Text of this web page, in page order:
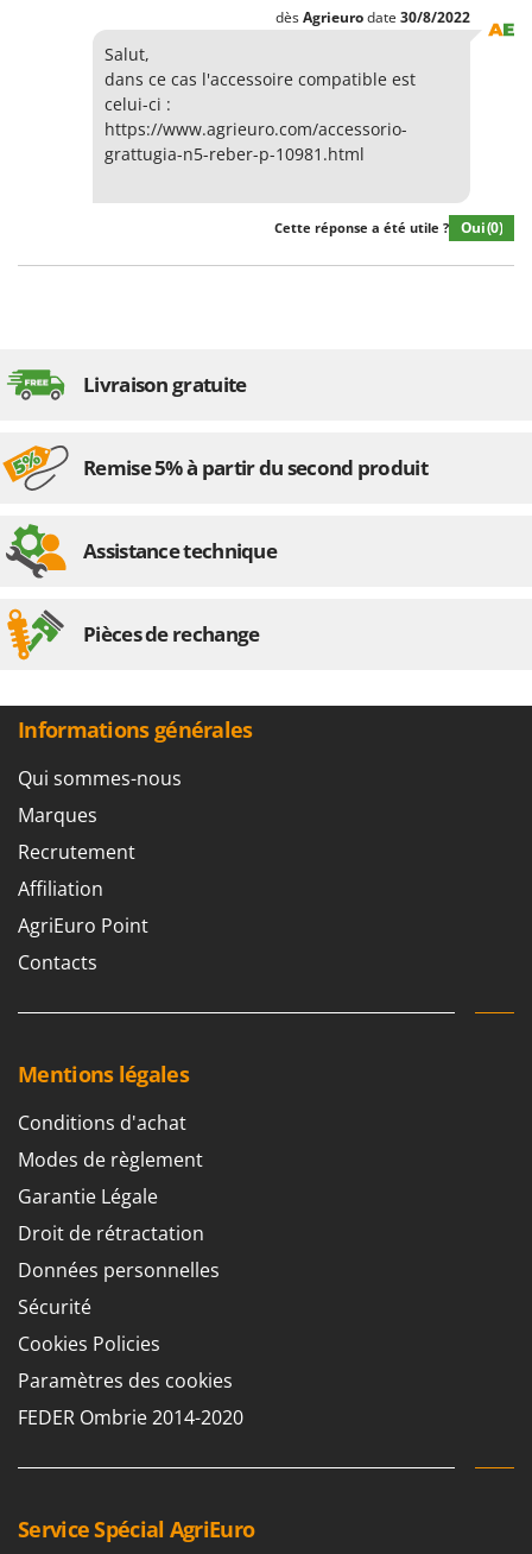
Ribimex
Ripartrak
Ritter
River Systems
Rover Pompe
S
S.T.P.
Sbaraglia
Seven Italy
Skil
Smeg
Snapper
Solidur
Spice Electronics
Spiralmac
Spring Protezione
Spyro
Stiga
Stocker
Sunseeker
T
Tecla
Tellarini Pompe
Titania
Tornado
Trev - Abrek - TecnoVIR
dèsAgrieurodate 30/8/2022
Salut,
dans ce cas l'accessoire compatible est
celui-ci :
https://www.agrieuro.com/accessorio-
grattugia-n5-reber-p-10981.html
Cette réponse a été utile ? Oui(0)
Livraison gratuite
Remise 5% à partir du second produit
Assistance technique
Pièces de rechange
Informations générales
Qui sommes-nous
Marques
Recrutement
Affiliation
AgriEuro Point
Contacts
Mentions légales
Conditions d'achat
Modes de règlement
Garantie Légale
Droit de rétractation
Données personnelles
Sécurité
Cookies Policies
Paramètres des cookies
FEDER Ombrie 2014-2020
Service Spécial AgriEuro